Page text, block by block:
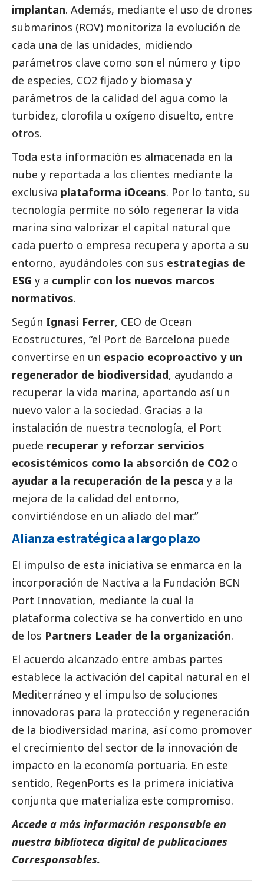
implantan. Además, mediante el uso de drones
submarinos (ROV) monitoriza la evolución de
cada una de las unidades, midiendo
parámetros clave como son el número y tipo
de especies, CO2 fijado y biomasa y
parámetros de la calidad del agua como la
turbidez, clorofila u oxígeno disuelto, entre
otros.
Toda esta información es almacenada en la
nube y reportada a los clientes mediante la
exclusiva plataforma iOceans. Por lo tanto, su
tecnología permite no sólo regenerar la vida
marina sino valorizar el capital natural que
cada puerto o empresa recupera y aporta a su
entorno, ayudándoles con sus estrategias de
ESG y a cumplir con los nuevos marcos
normativos.
Según Ignasi Ferrer, CEO de Ocean
Ecostructures, “el Port de Barcelona puede
convertirse en un espacio ecoproactivo y un
regenerador de biodiversidad, ayudando a
recuperar la vida marina, aportando así un
nuevo valor a la sociedad. Gracias a la
instalación de nuestra tecnología, el Port
puede recuperar y reforzar servicios
ecosistémicos como la absorción de CO2 o
ayudar a la recuperación de la pesca y a la
mejora de la calidad del entorno,
convirtiéndose en un aliado del mar.”
Alianza estratégica a largo plazo
El impulso de esta iniciativa se enmarca en la
incorporación de Nactiva a la Fundación BCN
Port Innovation, mediante la cual la
plataforma colectiva se ha convertido en uno
de los Partners Leader de la organización.
El acuerdo alcanzado entre ambas partes
establece la activación del capital natural en el
Mediterráneo y el impulso de soluciones
innovadoras para la protección y regeneración
de la biodiversidad marina, así como promover
el crecimiento del sector de la innovación de
impacto en la economía portuaria. En este
sentido, RegenPorts es la primera iniciativa
conjunta que materializa este compromiso.
Accede a más información responsable en
nuestra biblioteca digital de publicaciones
Corresponsables.